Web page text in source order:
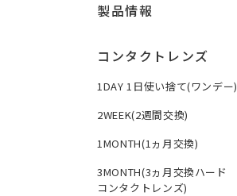
製品情報
コンタクトレンズ
1DAY 1日使い捨て(ワンデー)
2WEEK(2週間交換)
1MONTH(1ヵ月交換)
3MONTH(3ヵ月交換ハード
コンタクトレンズ)